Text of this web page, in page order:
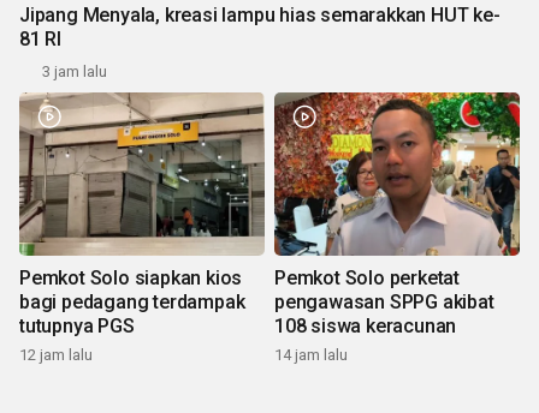
Jipang Menyala, kreasi lampu hias semarakkan HUT ke-
81 RI
3 jam lalu
Pemkot Solo siapkan kios
bagi pedagang terdampak
tutupnya PGS
12 jam lalu
Pemkot Solo perketat
pengawasan SPPG akibat
108 siswa keracunan
14 jam lalu